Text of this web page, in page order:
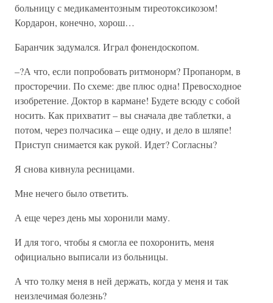
больницу с медикаментозным тиреотоксикозом!
Кордарон, конечно, хорош…
Баранчик задумался. Играл фонендоскопом.
–?А что, если попробовать ритмонорм? Пропанорм, в
просторечии. По схеме: две плюс одна! Превосходное
изобретение. Доктор в кармане! Будете всюду с собой
носить. Как прихватит – вы сначала две таблетки, а
потом, через полчасика – еще одну, и дело в шляпе!
Приступ снимается как рукой. Идет? Согласны?
Я снова кивнула ресницами.
Мне нечего было ответить.
А еще через день мы хоронили маму.
И для того, чтобы я смогла ее похоронить, меня
официально выписали из больницы.
А что толку меня в ней держать, когда у меня и так
неизлечимая болезнь?